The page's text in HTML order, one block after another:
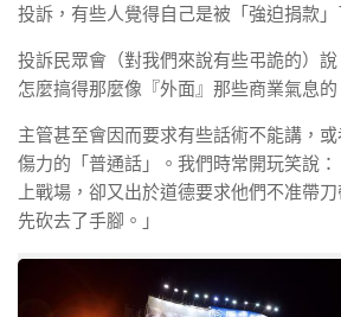
投訴，有些人覺得自己是被「強迫捐款」
投訴民眾會（對我們來說有些弔詭的）說
怎麼搞得那麼像『外面』那些商業氣息的
主管甚至會因而要求有些話術不能講，
傷力的「普通話」。我們時常開玩笑說
上戰場，卻又出於道德要求他們不准帶
先砍去了手腳。」